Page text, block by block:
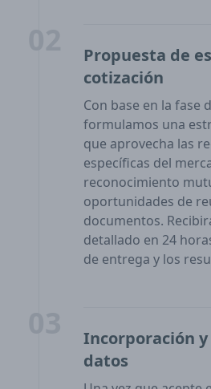
Propuesta de
cotización
Con base en la fase
formulamos una
que aprovecha las
específicas del
reconocimiento
oportunidades de
documentos.
detallado en 24
de entrega y los
Incorporación
datos